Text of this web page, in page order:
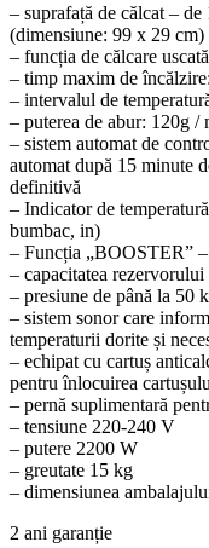
– suprafață de călcat –
(dimensiune: 99 x 29 cm)
– funcția de călcare
– timp maxim de
– intervalul de
– puterea de abur: 120g /
– sistem automat de
automat după 15 minute
definitivă
– Indicator de
bumbac, in)
– Funcția „BOOSTER”
– capacitatea
– presiune de până la 50
– sistem sonor care
temperaturii dorite și
– echipat cu cartuș
pentru înlocuirea
– pernă suplimentară
– tensiune 220-240 V
– putere 2200 W
– greutate 15 kg
– dimensiunea
2 ani garanție